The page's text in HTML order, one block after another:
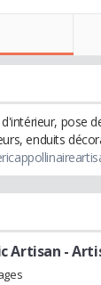
pose
enduits
Artisan -